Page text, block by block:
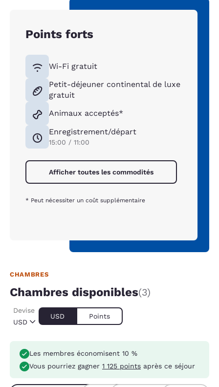
Points forts
Wi-Fi gratuit
Petit-déjeuner continental de luxe
gratuit
Animaux acceptés*
Enregistrement/départ
15:00 / 11:00
Afficher toutes les commodités
* Peut nécessiter un coût supplémentaire
CHAMBRES
Chambres disponibles(3)
USD
Devise
USD Points
Les membres économisent 10 %
Vous pourriez gagner 1 125 points après ce séjour